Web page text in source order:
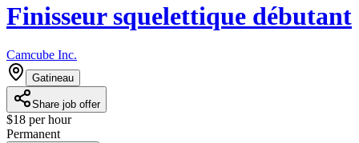
Finisseur squelettique débutant
Camcube Inc.
Gatineau
Share job offer
$18 per hour
Permanent